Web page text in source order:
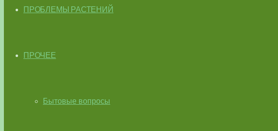
ПРОБЛЕМЫ РАСТЕНИЙ
ПРОЧЕЕ
Бытовые вопросы